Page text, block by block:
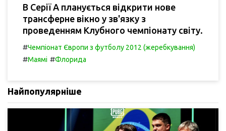
В Серії А планується відкрити нове
трансферне вікно у зв'язку з
проведенням Клубного чемпіонату світу.
#Чемпіонат Європи з футболу 2012 (жеребкування)
#Маямі #Флорида
Найпопулярніше